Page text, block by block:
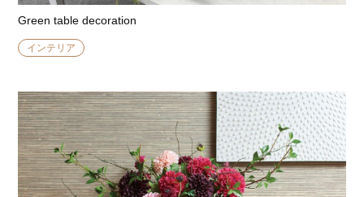
Green table decoration
インテリア